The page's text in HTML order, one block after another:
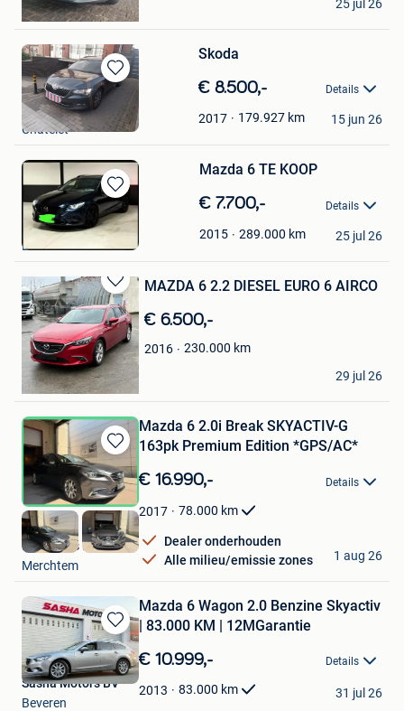
Puurs
25 jul 26
Bewaren
in
Mijn
Favorieten
Skoda
€ 8.500,- Details
2017 179.927 km
Mazda
Chatelet
15 jun 26
Bewaren
in
Mijn
Favorieten
Mazda 6 TE KOOP
€ 7.700,- Details
2015 289.000 km
Ikram
Brecht
25 jul 26
Bewaren
in
Mijn
Favorieten
MAZDA 6 2.2 DIESEL EURO 6 AIRCO
€ 6.500,-
2016 230.000 km
H CARS
Sint-Pieters-Leeuw
29 jul 26
Bewaren
in
Mijn
Favorieten
Mazda 6 2.0i Break SKYACTIV-G
163pk Premium Edition *GPS/AC*
€ 16.990,- Details
2017 78.000 km
Dealer onderhouden
Alle milieu/emissie zones
Ben's Cars BV
Merchtem
1 aug 26
Bewaren
in
Mijn
Favorieten
Mazda 6 Wagon 2.0 Benzine Skyactiv
| 83.000 KM | 12MGarantie
€ 10.999,- Details
2013 83.000 km
Sasha Motors BV
Beveren
31 jul 26